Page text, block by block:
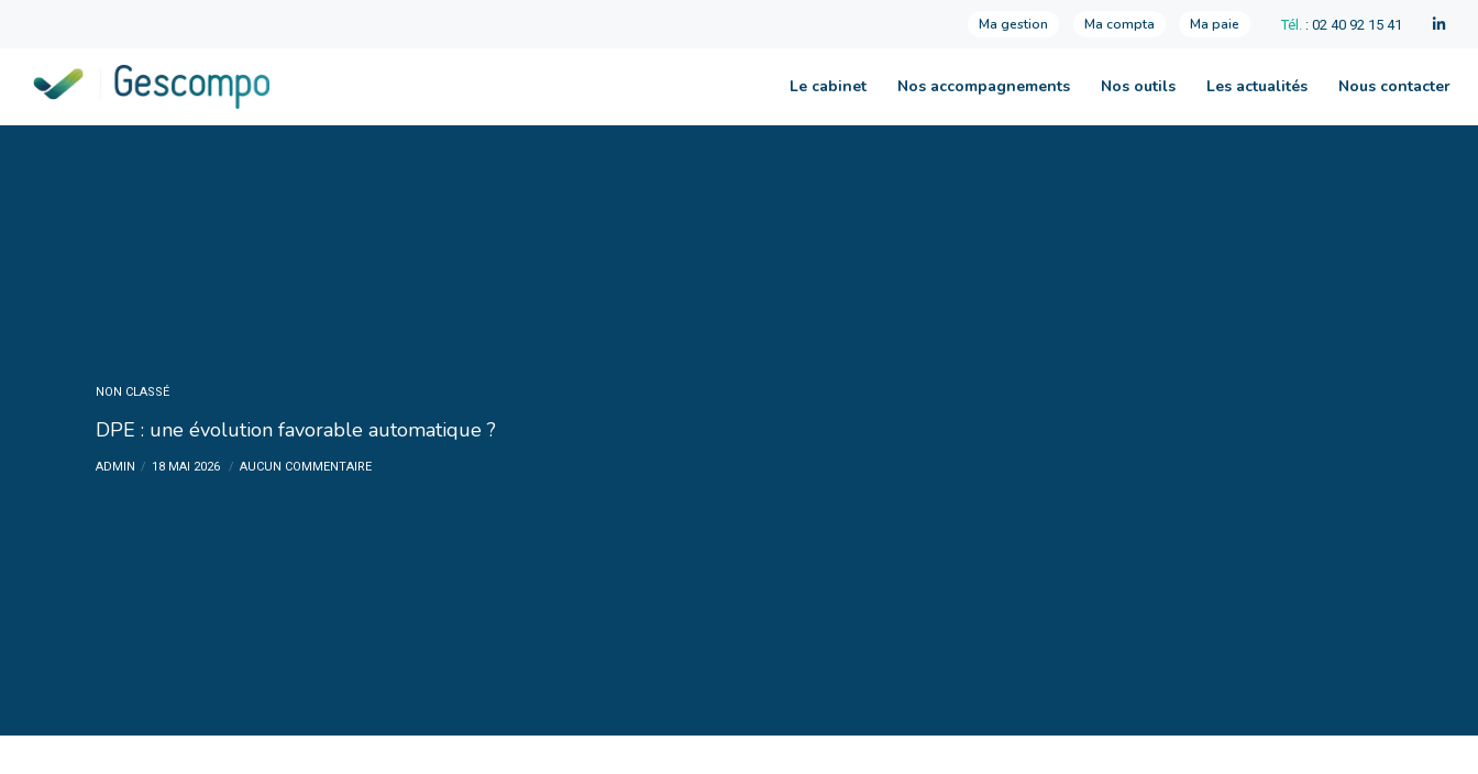
Ma gestion Ma compta Ma paie Tél. : 02 40 92 15 41
Le cabinet Nos accompagnements Nos outils Les actualités Nous contacter
NON CLASSÉ
DPE : une évolution favorable automatique ?
ADMIN 18 MAI 2026 AUCUN COMMENTAIRE